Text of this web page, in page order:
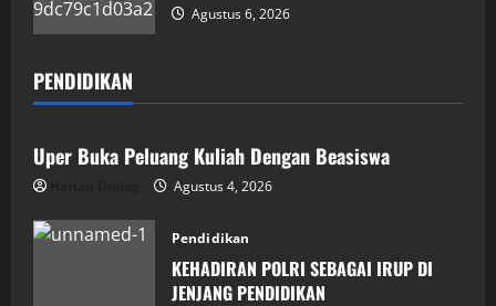
Agustus 6, 2026
PENDIDIKAN
Pendidikan
Uper Buka Peluang Kuliah Dengan Beasiswa
Agustus 4, 2026
Pendidikan
KEHADIRAN POLRI SEBAGAI IRUP DI
JENJANG PENDIDIKAN